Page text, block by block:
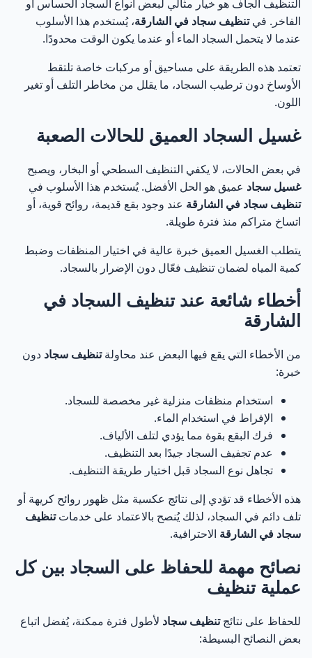
التنظيف الجاف هو خيار مثالي لبعض أنواع السجاد الحساس أو
الفاخر. فيتنظيف سجاد في الشارقة، يُستخدم هذا الأسلوب
عندما لا يتحمل السجاد الماء أو عندما يكون الوقت محدودًا.
تعتمد هذه الطريقة على مساحيق أو مركبات خاصة تلتقط
الأوساخ دون ترطيب السجاد، ما يقلل من مخاطر التلف أو تغير
اللون.
غسيل السجاد العميق للحالات الصعبة
في بعض الحالات، لا يكفي التنظيف السطحي أو البخار، ويصبح
غسيل سجاد عميق هو الحل الأفضل. يُستخدم هذا الأسلوب في
تنظيف سجاد في الشارقة عند وجود بقع قديمة، روائح قوية، أو
اتساخ متراكم منذ فترة طويلة.
يتطلب الغسيل العميق خبرة عالية في اختيار المنظفات وضبط
كمية المياه لضمان تنظيف فعّال دون الإضرار بالسجاد.
أخطاء شائعة عند تنظيف السجاد في
الشارقة
من الأخطاء التي يقع فيها البعض عند محاولةتنظيف سجاد دون
خبرة:
استخدام منظفات منزلية غير مخصصة للسجاد.
الإفراط في استخدام الماء.
فرك البقع بقوة مما يؤدي لتلف الألياف.
عدم تجفيف السجاد جيدًا بعد التنظيف.
تجاهل نوع السجاد قبل اختيار طريقة التنظيف.
هذه الأخطاء قد تؤدي إلى نتائج عكسية مثل ظهور روائح كريهة أو
تلف دائم في السجاد، لذلك يُنصح بالاعتماد على خدماتتنظيف
سجاد في الشارقة الاحترافية.
نصائح مهمة للحفاظ على السجاد بين كل
عملية تنظيف
للحفاظ على نتائجتنظيف سجاد لأطول فترة ممكنة، يُفضل اتباع
بعض النصائح البسيطة: